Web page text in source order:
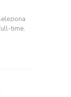
time.